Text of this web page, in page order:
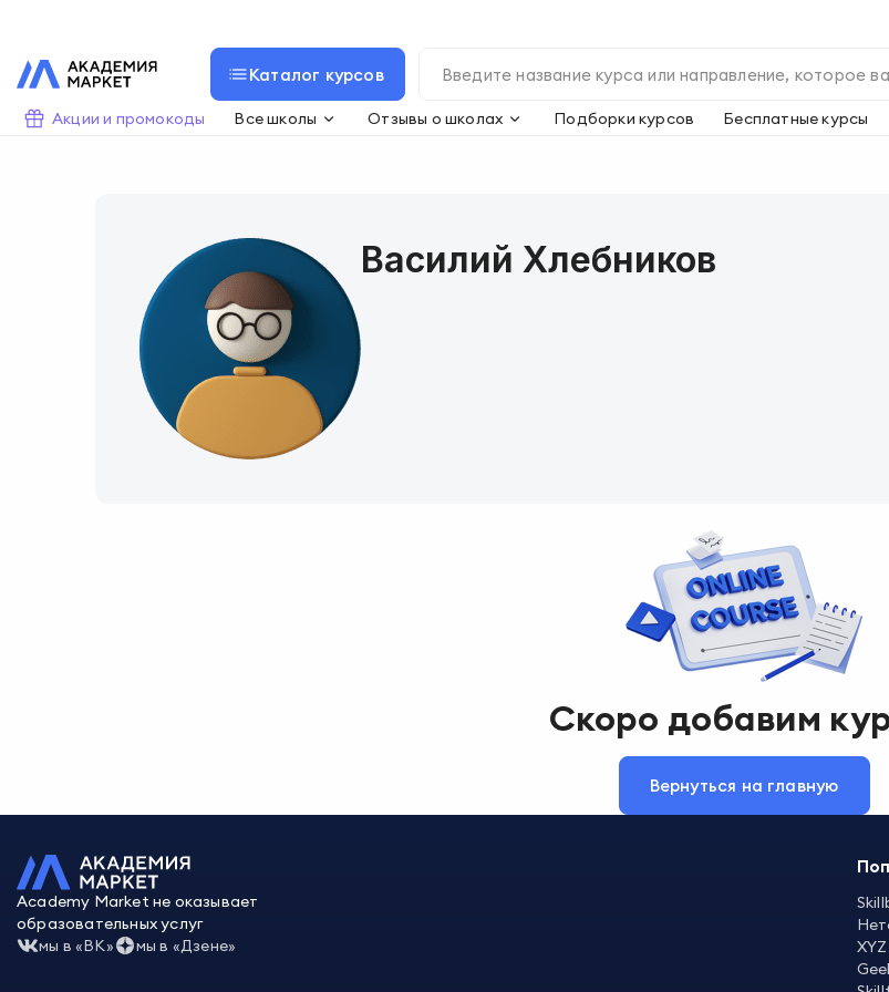
Каталог курсов
Акции и промокоды Все школы Отзывы о школах Подборки курсов Бесплатные курсы
Василий Хлебников
Скоро добавим
Вернуться на главную
Academy Market не оказывает
образовательных услуг
мы в «ВК»
мы в «Дзене»